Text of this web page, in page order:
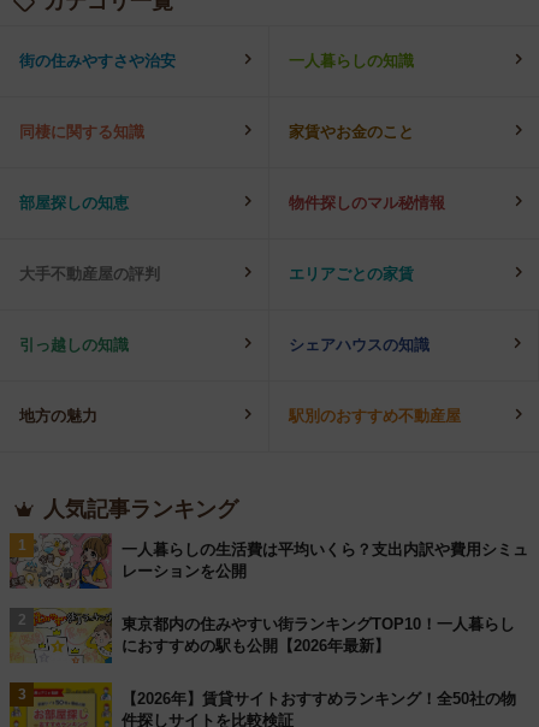
街の住みやすさや治安 一人暮らしの知識
同棲に関する知識 家賃やお金のこと
部屋探しの知恵 物件探しのマル秘情報
大手不動産屋の評判 エリアごとの家賃
引っ越しの知識 シェアハウスの知識
地方の魅力 駅別のおすすめ不動産屋
人気記事ランキング
1
一人暮らしの生活費は平均いくら？支出内訳や費用シミュ
レーションを公開
2
東京都内の住みやすい街ランキングTOP10！一人暮らし
におすすめの駅も公開【2026年最新】
3
【2026年】賃貸サイトおすすめランキング！全50社の物
件探しサイトを比較検証